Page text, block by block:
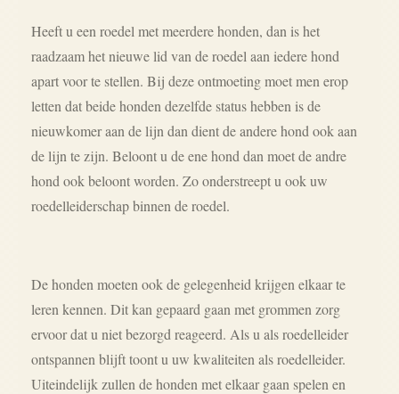
Heeft u een roedel met meerdere honden, dan is het
raadzaam het nieuwe lid van de roedel aan iedere hond
apart voor te stellen. Bij deze ontmoeting moet men erop
letten dat beide honden dezelfde status hebben is de
nieuwkomer aan de lijn dan dient de andere hond ook aan
de lijn te zijn. Beloont u de ene hond dan moet de andre
hond ook beloont worden. Zo onderstreept u ook uw
roedelleiderschap binnen de roedel.
De honden moeten ook de gelegenheid krijgen elkaar te
leren kennen. Dit kan gepaard gaan met grommen zorg
ervoor dat u niet bezorgd reageerd. Als u als roedelleider
ontspannen blijft toont u uw kwaliteiten als roedelleider.
Uiteindelijk zullen de honden met elkaar gaan spelen en